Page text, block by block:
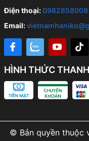
Điện thoại:0982858008
Email:
HÌNH THỨC
© Bản quyền thuộc